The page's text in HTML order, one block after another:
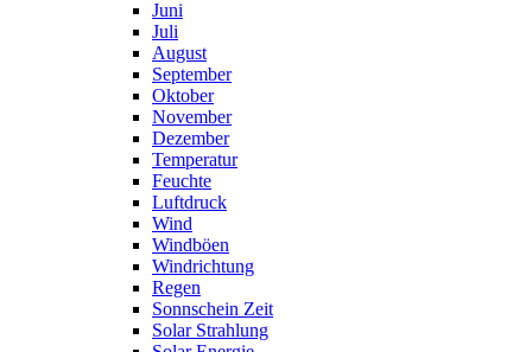
Juni
Juli
August
September
Oktober
November
Dezember
Temperatur
Feuchte
Luftdruck
Wind
Windböen
Windrichtung
Regen
Sonnschein Zeit
Solar Strahlung